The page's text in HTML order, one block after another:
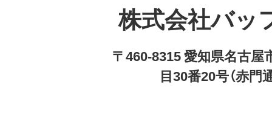
株式会社バッ
〒460-8315 愛知県名古屋
目30番20号（赤門